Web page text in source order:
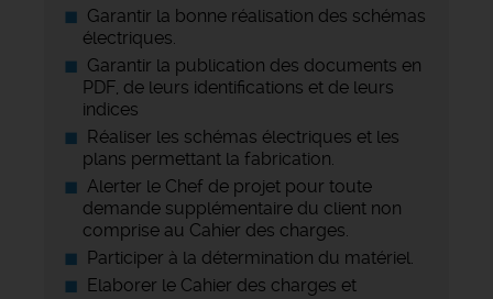
Garantir la bonne réalisation des schémas
électriques.
Garantir la publication des documents en
PDF, de leurs identifications et de leurs
indices
Réaliser les schémas électriques et les
plans permettant la fabrication.
Alerter le Chef de projet pour toute
demande supplémentaire du client non
comprise au Cahier des charges.
Participer à la détermination du matériel.
Elaborer le Cahier des charges et